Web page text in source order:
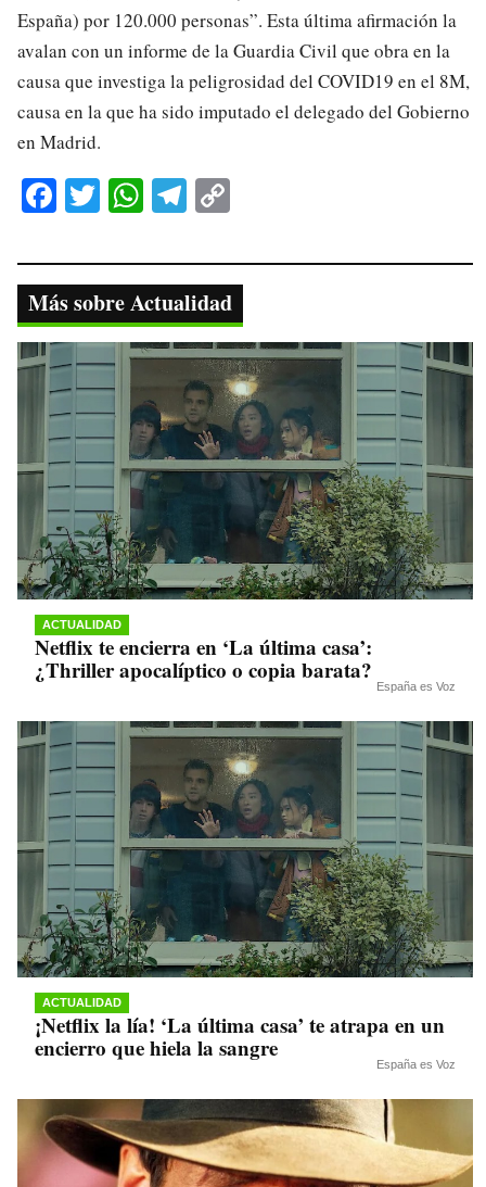
España) por 120.000 personas”. Esta última afirmación la
avalan con un informe de la Guardia Civil que obra en la
causa que investiga la peligrosidad del COVID19 en el 8M,
causa en la que ha sido imputado el delegado del Gobierno
en Madrid.
Fa
bo
ok
T
tte
r
W
ts
A
pp
Te
gr
a
m
y
Li
nk
Más sobre Actualidad
ACTUALIDAD
Netflix te encierra en ‘La última casa’:
¿Thriller apocalíptico o copia barata?
España es Voz
ACTUALIDAD
¡Netflix la lía! ‘La última casa’ te atrapa en un
encierro que hiela la sangre
España es Voz